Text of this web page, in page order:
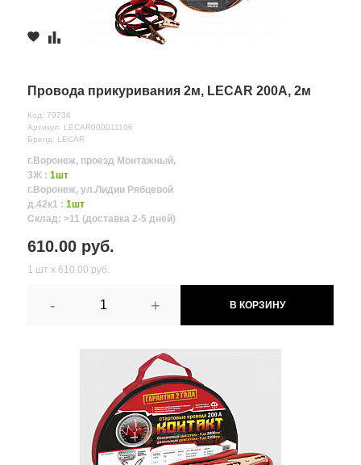
Провода прикуривания 2м, LECAR 200А, 2м
Код: 79738
Артикул: LECAR000011106
Бренд: LECAR
г.Воронеж, проезд Монтажный,
3Ж : 1шт
г.Воронеж, ул.Лидии Рябцевой
д.42к1 : 1шт
Склад: >11 (доставка 2-5 дней)
610.00 руб.
1 шт х 610.00 руб.
- + В КОРЗИНУ